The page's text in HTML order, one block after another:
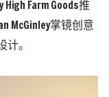
Farm Goods推
McGinley掌镜创意
计。